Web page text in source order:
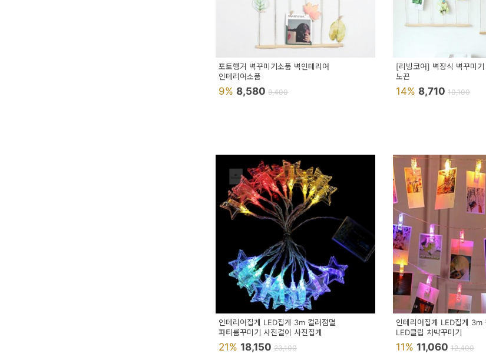
포토행거 벽꾸미기소품 벽인테리어
인테리어소품
9%8,5809,400
[리빙코어] 벽장식 벽꾸미기
노끈
14% 8,710 10,100
인테리어집게 LED집게 3m 컬러점멸
파티룸꾸미기 사진걸이 사진집게
21%18,15023,100
인테리어집게 LED집게 3m
LED클립 차박꾸미기
11% 11,060 12,400